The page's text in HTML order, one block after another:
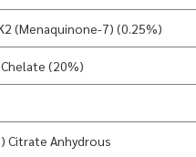
(Menaquinone-7) (0.25%)
(20%)
Citrate Anhydrous